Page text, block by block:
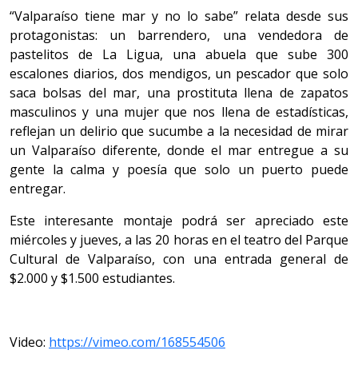
“Valparaíso tiene mar y no lo sabe” relata desde sus
protagonistas: un barrendero, una vendedora de
pastelitos de La Ligua, una abuela que sube 300
escalones diarios, dos mendigos, un pescador que solo
saca bolsas del mar, una prostituta llena de zapatos
masculinos y una mujer que nos llena de estadísticas,
reflejan un delirio que sucumbe a la necesidad de mirar
un Valparaíso diferente, donde el mar entregue a su
gente la calma y poesía que solo un puerto puede
entregar.
Este interesante montaje podrá ser apreciado este
miércoles y jueves, a las 20 horas en el teatro del Parque
Cultural de Valparaíso, con una entrada general de
$2.000 y $1.500 estudiantes.
Video: https://vimeo.com/168554506